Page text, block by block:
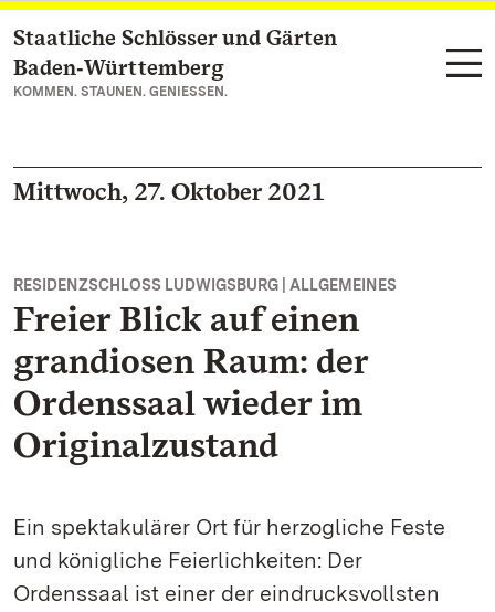
Zum Hauptinhalt springen
Staatliche Schlösser und Gärten
Baden‑Württemberg
KOMMEN. STAUNEN. GENIESSEN.
Mittwoch, 27. Oktober 2021
RESIDENZSCHLOSS LUDWIGSBURG | ALLGEMEINES
Freier Blick auf einen
grandiosen Raum: der
Ordenssaal wieder im
Originalzustand
Ein spektakulärer Ort für herzogliche Feste
und königliche Feierlichkeiten: Der
Ordenssaal ist einer der eindrucksvollsten